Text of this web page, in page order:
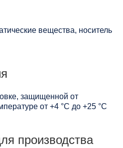
вещества, носитель
защищенной от
от +4 °C до +25 °C
производства